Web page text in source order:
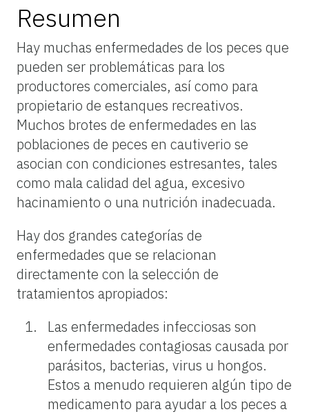
Resumen
Hay muchas enfermedades de los peces que
pueden ser problemáticas para los
productores comerciales, así como para
propietario de estanques recreativos.
Muchos brotes de enfermedades en las
poblaciones de peces en cautiverio se
asocian con condiciones estresantes, tales
como mala calidad del agua, excesivo
hacinamiento o una nutrición inadecuada.
Hay dos grandes categorías de
enfermedades que se relacionan
directamente con la selección de
tratamientos apropiados:
Las enfermedades infecciosas son
enfermedades contagiosas causada por
parásitos, bacterias, virus u hongos.
Estos a menudo requieren algún tipo de
medicamento para ayudar a los peces a